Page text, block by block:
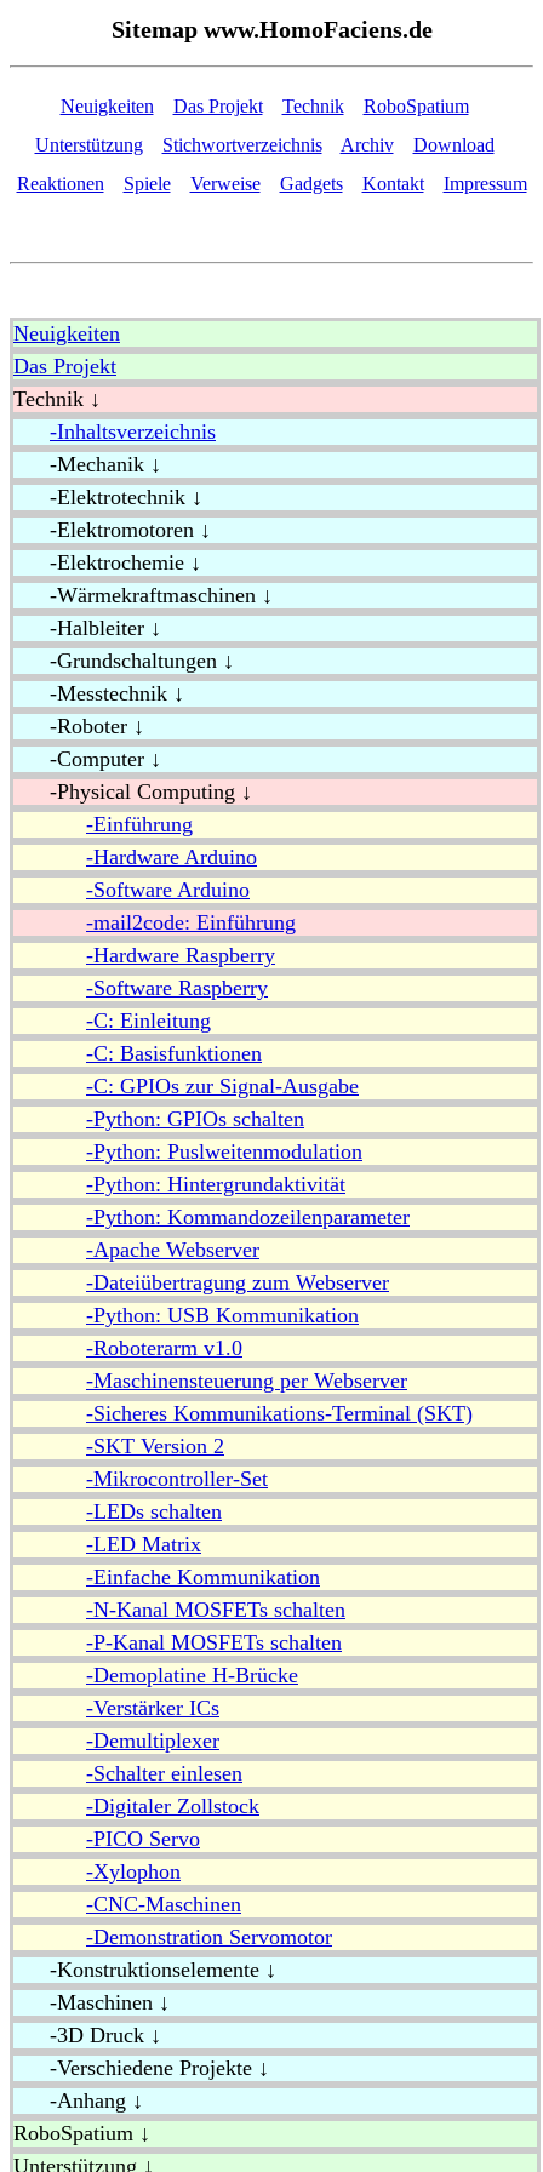
Sitemap www.HomoFaciens.de
Neuigkeiten Das Projekt Technik
RoboSpatium
Unterstützung
Stichwortverzeichnis Archiv
Download
Reaktionen
Spiele Verweise Gadgets Kontakt Impressum
Neuigkeiten
Das Projekt
Technik ↓
-Inhaltsverzeichnis
-Mechanik ↓
-Elektrotechnik ↓
-Elektromotoren ↓
-Elektrochemie ↓
-Wärmekraftmaschinen ↓
-Halbleiter ↓
-Grundschaltungen ↓
-Messtechnik ↓
-Roboter ↓
-Computer ↓
-Physical Computing ↓
-Einführung
-Hardware Arduino
-Software Arduino
-mail2code: Einführung
-Hardware Raspberry
-Software Raspberry
-C: Einleitung
-C: Basisfunktionen
-C: GPIOs zur Signal-Ausgabe
-Python: GPIOs schalten
-Python: Puslweitenmodulation
-Python: Hintergrundaktivität
-Python: Kommandozeilenparameter
-Apache Webserver
-Dateiübertragung zum Webserver
-Python: USB Kommunikation
-Roboterarm v1.0
-Maschinensteuerung per Webserver
-Sicheres Kommunikations-Terminal (SKT)
-SKT Version 2
-Mikrocontroller-Set
-LEDs schalten
-LED Matrix
-Einfache Kommunikation
-N-Kanal MOSFETs schalten
-P-Kanal MOSFETs schalten
-Demoplatine H-Brücke
-Verstärker ICs
-Demultiplexer
-Schalter einlesen
-Digitaler Zollstock
-PICO Servo
-Xylophon
-CNC-Maschinen
-Demonstration Servomotor
-Konstruktionselemente ↓
-Maschinen ↓
-3D Druck ↓
-Verschiedene Projekte ↓
-Anhang ↓
RoboSpatium ↓
Unterstützung ↓